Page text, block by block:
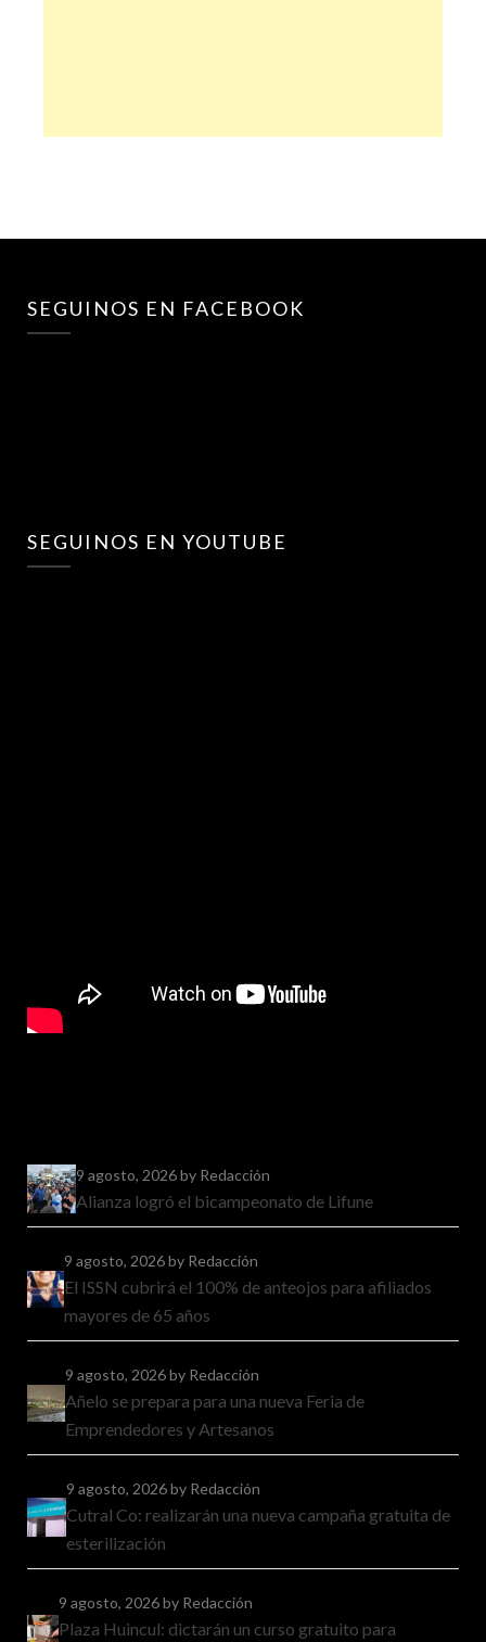
SEGUINOS EN FACEBOOK
SEGUINOS EN YOUTUBE
9 agosto, 2026by Redacción
Alianza logró el bicampeonato de Lifune
9 agosto, 2026by Redacción
El ISSN cubrirá el 100% de anteojos para afiliados
mayores de 65 años
9 agosto, 2026by Redacción
Añelo se prepara para una nueva Feria de
Emprendedores y Artesanos
9 agosto, 2026by Redacción
Cutral Co: realizarán una nueva campaña gratuita de
esterilización
9 agosto, 2026by Redacción
Plaza Huincul: dictarán un curso gratuito para